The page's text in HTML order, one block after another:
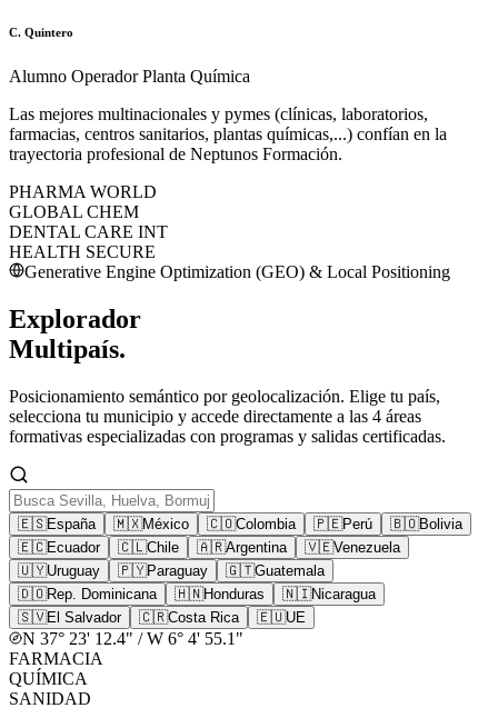
C. Quintero
Alumno Operador Planta Química
Las mejores multinacionales y pymes (clínicas, laboratorios,
farmacias, centros sanitarios, plantas químicas,...) confían en la
trayectoria profesional de Neptunos Formación.
PHARMA WORLD
GLOBAL CHEM
DENTAL CARE INT
HEALTH SECURE
Generative Engine Optimization (GEO) & Local Positioning
Explorador
Multipaís.
Posicionamiento semántico por geolocalización. Elige tu país,
selecciona tu municipio y accede directamente a las 4 áreas
formativas especializadas con programas y salidas certificadas.
🇪🇸España 🇲🇽México 🇨🇴Colombia 🇵🇪Perú 🇧🇴Bolivia
🇪🇨Ecuador 🇨🇱Chile 🇦🇷Argentina 🇻🇪Venezuela
🇺🇾Uruguay 🇵🇾Paraguay 🇬🇹Guatemala
🇩🇴Rep. Dominicana 🇭🇳Honduras 🇳🇮Nicaragua
🇸🇻El Salvador 🇨🇷Costa Rica 🇪🇺UE
N 37° 23' 12.4" / W 6° 4' 55.1"
FARMACIA
QUÍMICA
SANIDAD